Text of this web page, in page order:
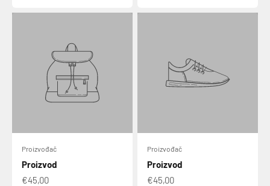
Proizvođač
Proizvod
€45,00
Proizvođač
Proizvod
€45,00